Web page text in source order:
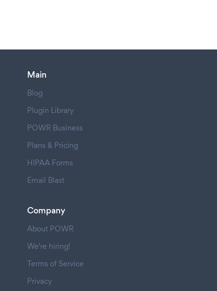
Main
Blog
Plugin Library
POWR Business
Plans & Pricing
HIPAA Forms
Email Blast
Company
About POWR
We're hiring!
Terms of Service
Privacy